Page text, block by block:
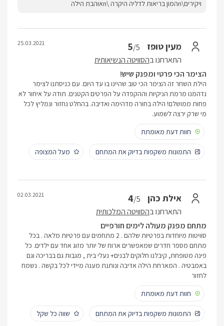
ויקירים\nהמון בריאות לדליה היקרה \nאוהבת הילה
מעין טופז 5/5
התארחנו בהסוויטה הנשיאותית
25.03.2021
הצימר הכי פרטי ומפנק שיש!
הילת השחר זה הצימר הכי טוב שהיינו בו עד היום. עם כניסתנו לצימר
נדהמנו מרמת הניקיות וההקפדה על הפרטים הקטנים. תודה על איחור לא
פחות ממושלם! הילה בחורה מדהימה ואדיבה. בהחלט נחזור ונמליץ לכל
מי שרק ירצה לשמוע.
חוות דעת מאומתת
התמונות משקפות בדיוק את המתחם מעל המצופה
אילת כהן 4/5
התארחנו בהסוויטה המלכותית
02.03.2021
מתחם מפנק מעולה לימים חורפיים
סוויטות מיוחדות בפרטיות שלהם . 2 מתחמים עם פרטיות מלאה . בכל
מתחם מספר חדרים שמאפשרים ארוח של יותר מזוג אחד עם ילדים. כל
פינה מטופחת, קיבלנו חלוקים לבנים+ נעלי בית , מגבות גם בבריכה וגם
באמבטיה . המארחת הילה אדיבה ונותנת מענה מיידי לכל בקשה . נשמח
לחזור
חוות דעת מאומתת
התמונות משקפות בדיוק את המתחם שווה כל שקל